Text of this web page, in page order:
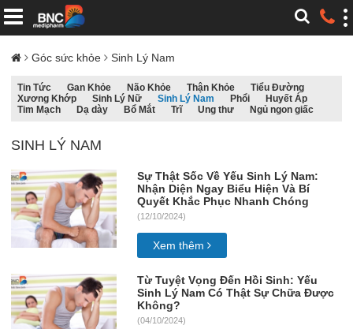
Góc sức khỏe Sinh Lý Nam
Tin Tức Gan Khỏe Não Khỏe Thận Khỏe
Tiểu Đường
Xương Khớp
Sinh Lý Nữ Sinh Lý Nam Phổi
Huyết Áp
Tim Mạch
Dạ dày Bổ Mắt Trĩ Ung thư Ngủ ngon giấc
SINH LÝ NAM
Sự Thật Sốc Về Yếu Sinh Lý Nam:
Nhận Diện Ngay Biểu Hiện Và Bí
Quyết Khắc Phục Nhanh Chóng
(12/10/2024)
Xem thêm
Từ Tuyệt Vọng Đến Hồi Sinh: Yếu
Sinh Lý Nam Có Thật Sự Chữa Được
Không?
(04/10/2024)